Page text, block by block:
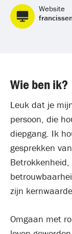
Website
Wie ben ik?
Leuk dat je
persoon, die
diepgang. Ik
gesprekken
zijn
Omgaan met